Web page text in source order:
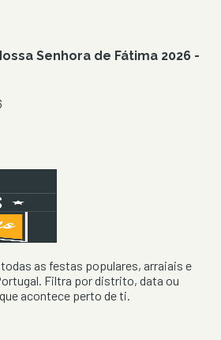
Senhora de Fátima 2026 -
as festas populares, arraiais e
Filtra por distrito, data ou
acontece perto de ti.